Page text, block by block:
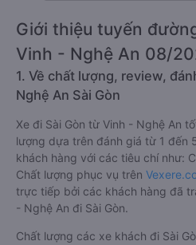
Giới thiệu tuyến
Vinh - Nghệ An 08/
1. Về chất lượng, review,
Nghệ An Sài Gòn
Xe đi Sài Gòn từ Vinh - Nghệ An
lượng dựa trên đánh giá từ 1 đến
khách hàng với các tiêu chí như:
Chất lượng phục vụ trên
trực tiếp bởi các khách hàng đã
- Nghệ An đi Sài Gòn.
Chất lượng các xe khách đi Sài